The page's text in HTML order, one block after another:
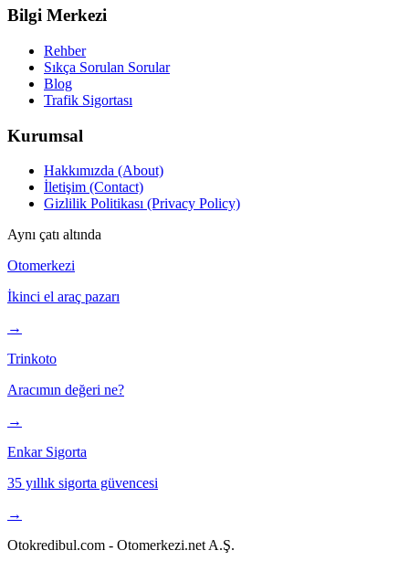
Bilgi Merkezi
Rehber
Sıkça Sorulan Sorular
Blog
Trafik Sigortası
Kurumsal
Hakkımızda (About)
İletişim (Contact)
Gizlilik Politikası (Privacy Policy)
Aynı çatı altında
Otomerkezi
İkinci el araç pazarı
→
Trinkoto
Aracımın değeri ne?
→
Enkar Sigorta
35 yıllık sigorta güvencesi
→
Otokredibul.com - Otomerkezi.net A.Ş.